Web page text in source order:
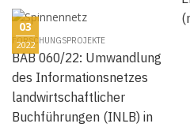
03
2022
FORSCHUNGSPROJEKTE
BAB 060/22: Umwandlung
des Informationsnetzes
landwirtschaftlicher
Buchführungen (INLB) in